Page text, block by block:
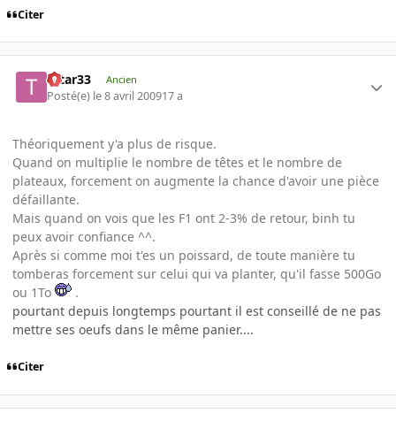
Citer
tatar33 Ancien
Posté(e) le 8 avril 200917 a
Théoriquement y'a plus de risque.
Quand on multiplie le nombre de têtes et le nombre de
plateaux, forcement on augmente la chance d'avoir une pièce
défaillante.
Mais quand on vois que les F1 ont 2-3% de retour, binh tu
peux avoir confiance ^^.
Après si comme moi t'es un poissard, de toute manière tu
tomberas forcement sur celui qui va planter, qu'il fasse 500Go
ou 1To
.
pourtant depuis longtemps pourtant il est conseillé de ne pas
mettre ses oeufs dans le même panier....
Citer